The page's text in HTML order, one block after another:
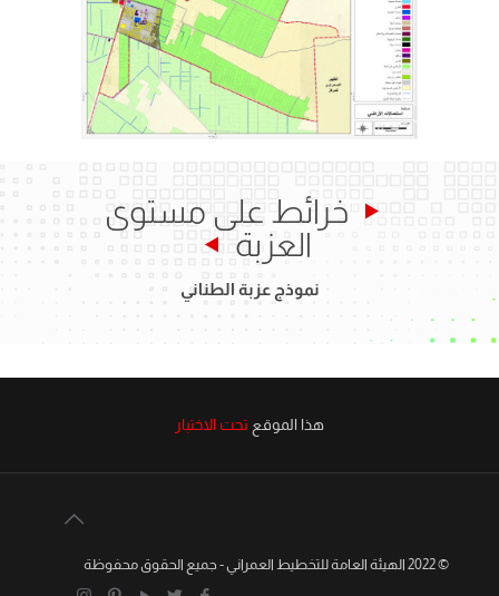
خرائط على مستوى
العزبة
نموذج عزبة الطناني
هذا الموقع تحت الاختبار
© 2022 الهيئة العامة للتخطيط العمراني - جميع الحقوق محفوظة